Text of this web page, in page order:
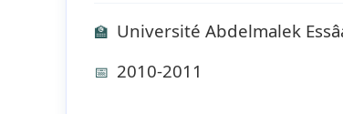
🏫 Université Abdelmalek
📅 2010-2011